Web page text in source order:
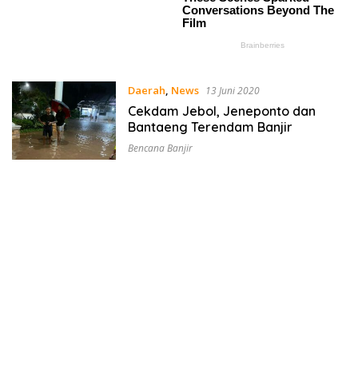
Daerah, News 13 Juni 2020
Cekdam Jebol, Jeneponto dan
Bantaeng Terendam Banjir
Bencana Banjir